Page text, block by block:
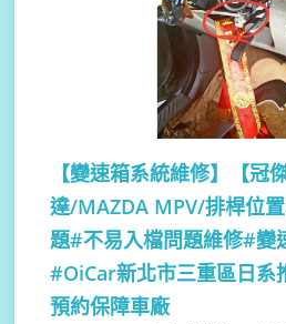
【變速箱系統維修】
【冠
達/MAZDA MPV/排桿位
題#不易入檔問題維修#變
#OiCar新北市三重區日系
預約保障車廠